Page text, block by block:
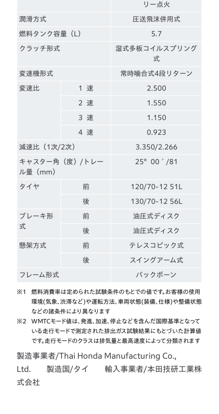
リー点火
潤滑方式 圧送飛沫併用式
燃料タンク容量（L） 5.7
クラッチ形式
湿式多板コイルスプリング
式
変速機形式 常時噛合式4段リターン
変速比 1 速 2.500
2 速 1.550
3 速 1.150
4 速 0.923
減速比（1次/2次） 3.350/2.266
キャスター角（度）/トレー
ル量（mm）
25°00´/81
タイヤ 前 120/70-12 51L
後 130/70-12 56L
ブレーキ形
式
前 油圧式ディスク
後 油圧式ディスク
懸架方式 前 テレスコピック式
後 スイングアーム式
フレーム形式 バックボーン
※1
燃料消費率は定められた試験条件のもとでの値です。お客様の使用
環境(気象、渋滞など)や運転方法、車両状態(装備、仕様)や整備状態
などの諸条件により異なります
※2
WMTCモード値は、発進、加速、停止などを含んだ国際基準となって
いる走行モードで測定された排出ガス試験結果にもとづいた計算値
です。走行モードのクラスは排気量と最高速度によって分類されます
製造事業者/Thai Honda Manufacturing Co.,
Ltd. 製造国/タイ 輸入事業者/本田技研工業株
式会社